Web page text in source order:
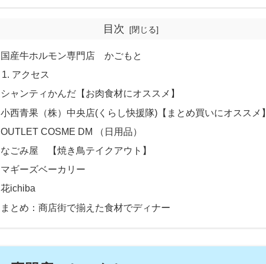
目次
国産牛ホルモン専門店 かごもと
アクセス
シャンティかんだ【お肉食材にオススメ】
小西青果（株）中央店(くらし快援隊)【まとめ買いにオススメ】
OUTLET COSME DM （日用品）
なごみ屋 【焼き鳥テイクアウト】
マギーズベーカリー
花ichiba
まとめ：商店街で揃えた食材でディナー